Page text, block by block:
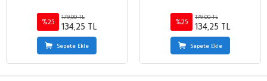
%25
179,00 TL
134,25 TL
Sepete Ekle
%25
179,00 TL
134,25 TL
Sepete Ekle